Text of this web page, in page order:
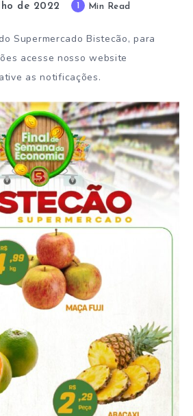
de 2022 Min Read
Supermercado Bistecão, para
acesse nosso website
as notificações.